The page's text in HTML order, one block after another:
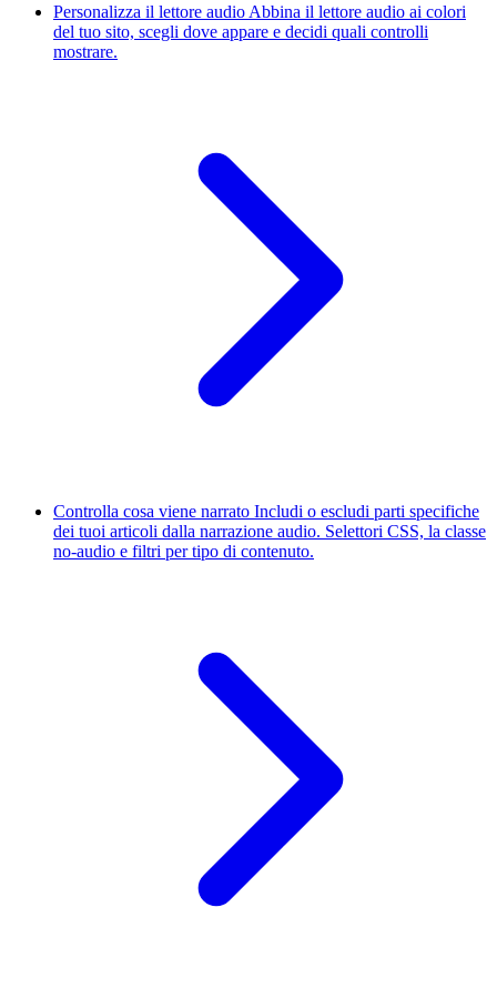
Personalizza il lettore audio Abbina il lettore audio ai colori
del tuo sito, scegli dove appare e decidi quali controlli
mostrare.
Controlla cosa viene narrato Includi o escludi parti specifiche
dei tuoi articoli dalla narrazione audio. Selettori CSS, la classe
no-audio e filtri per tipo di contenuto.